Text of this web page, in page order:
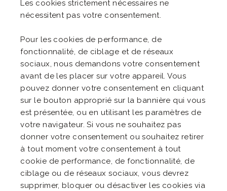
Les cookies strictement nécessaires ne
nécessitent pas votre consentement.
Pour les cookies de performance, de
fonctionnalité, de ciblage et de réseaux
sociaux, nous demandons votre consentement
avant de les placer sur votre appareil. Vous
pouvez donner votre consentement en cliquant
sur le bouton approprié sur la bannière qui vous
est présentée, ou en utilisant les paramètres de
votre navigateur. Si vous ne souhaitez pas
donner votre consentement ou souhaitez retirer
à tout moment votre consentement à tout
cookie de performance, de fonctionnalité, de
ciblage ou de réseaux sociaux, vous devrez
supprimer, bloquer ou désactiver les cookies via